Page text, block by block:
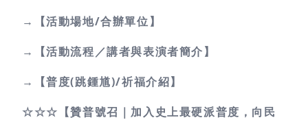
→【活動場地/合辦單位】
→【活動流程／講者與表演者簡介】
→【普度(跳鍾馗)/祈福介紹】
☆☆☆【贊普號召｜加入史上最硬派普度，向民